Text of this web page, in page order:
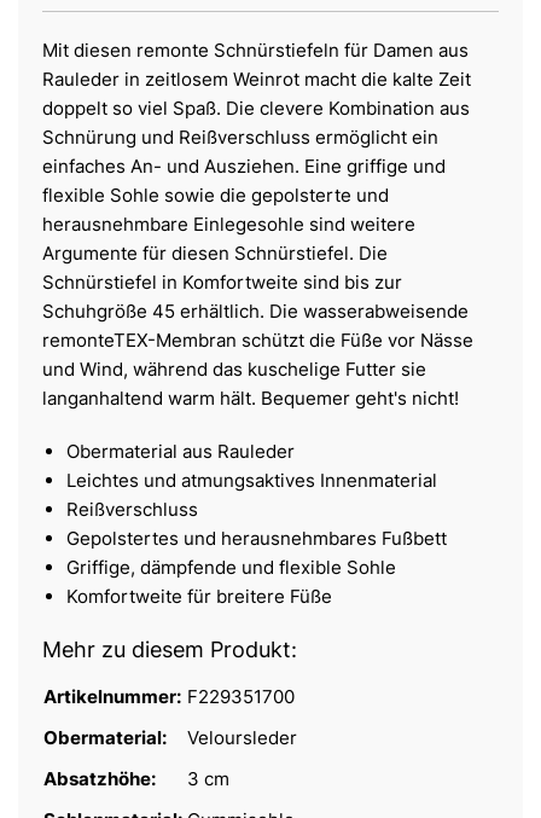
Mit diesen remonte Schnürstiefeln für Damen aus
Rauleder in zeitlosem Weinrot macht die kalte Zeit
doppelt so viel Spaß. Die clevere Kombination aus
Schnürung und Reißverschluss ermöglicht ein
einfaches An- und Ausziehen. Eine griffige und
flexible Sohle sowie die gepolsterte und
herausnehmbare Einlegesohle sind weitere
Argumente für diesen Schnürstiefel. Die
Schnürstiefel in Komfortweite sind bis zur
Schuhgröße 45 erhältlich. Die wasserabweisende
remonteTEX-Membran schützt die Füße vor Nässe
und Wind, während das kuschelige Futter sie
langanhaltend warm hält. Bequemer geht's nicht!
Obermaterial aus Rauleder
Leichtes und atmungsaktives Innenmaterial
Reißverschluss
Gepolstertes und herausnehmbares Fußbett
Griffige, dämpfende und flexible Sohle
Komfortweite für breitere Füße
Mehr zu diesem Produkt:
Artikelnummer: F229351700
Obermaterial:
Veloursleder
Absatzhöhe:
3 cm